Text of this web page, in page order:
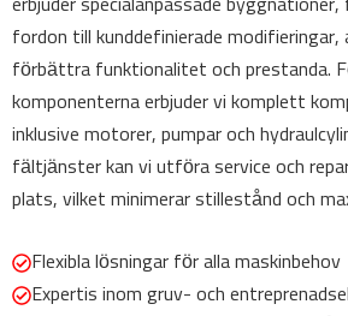
erbjuder specialanpassade
fordon till kunddefinierade
förbättra funktionalitet och prestanda.
komponenterna erbjuder vi komplett
inklusive motorer, pumpar och
fältjänster kan vi utföra service och
plats, vilket minimerar stillestånd och
Flexibla lösningar för alla maskinbehov
Expertis inom gruv- och